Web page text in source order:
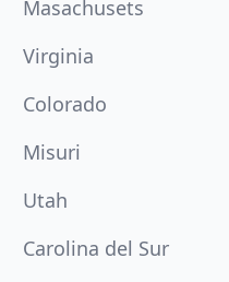
Masachusets
Virginia
Colorado
Misuri
Utah
Carolina del Sur